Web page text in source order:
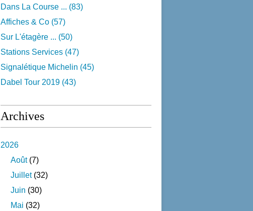
Dans La Course ... (83)
Affiches & Co (57)
Sur L'étagère ... (50)
Stations Services (47)
Signalétique Michelin (45)
Dabel Tour 2019 (43)
Archives
2026
Août(7)
Juillet(32)
Juin (30)
Mai (32)